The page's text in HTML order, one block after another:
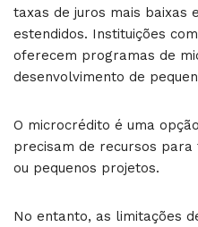
taxas de juros mais baixas
estendidos. Instituições
oferecem programas de
desenvolvimento de
O microcrédito é uma
precisam de recursos
ou pequenos projetos.
No entanto, as limitações